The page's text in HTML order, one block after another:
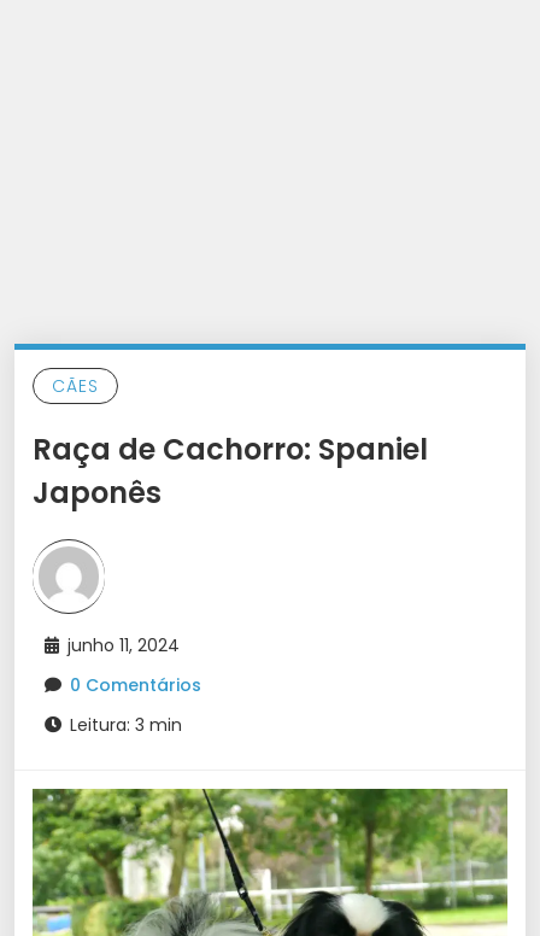
CÃES
Raça de Cachorro: Spaniel
Japonês
junho 11, 2024
0 Comentários
Leitura: 3 min